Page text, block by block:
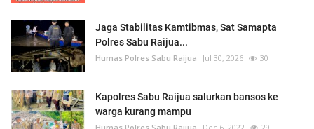
Jaga Stabilitas Kamtibmas, Sat Samapta
Polres Sabu Raijua...
Humas Polres Sabu Raijua Jul 30, 2026 30
Kapolres Sabu Raijua salurkan bansos ke
warga kurang mampu